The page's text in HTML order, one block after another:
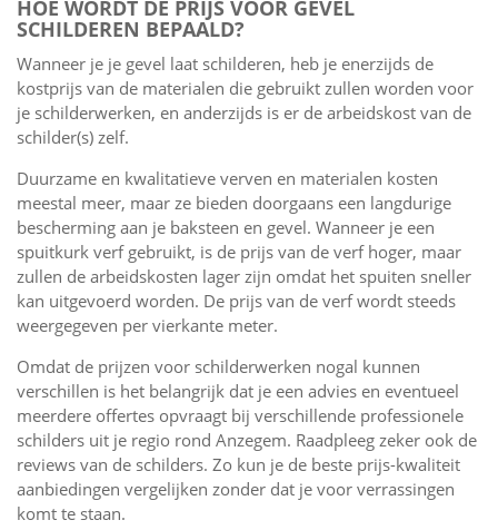
HOE WORDT DE PRIJS VOOR GEVEL
SCHILDEREN BEPAALD?
Wanneer je je gevel laat schilderen, heb je enerzijds de
kostprijs van de materialen die gebruikt zullen worden voor
je schilderwerken, en anderzijds is er de arbeidskost van de
schilder(s) zelf.
Duurzame en kwalitatieve verven en materialen kosten
meestal meer, maar ze bieden doorgaans een langdurige
bescherming aan je baksteen en gevel. Wanneer je een
spuitkurk verf gebruikt, is de prijs van de verf hoger, maar
zullen de arbeidskosten lager zijn omdat het spuiten sneller
kan uitgevoerd worden. De prijs van de verf wordt steeds
weergegeven per vierkante meter.
Omdat de prijzen voor schilderwerken nogal kunnen
verschillen is het belangrijk dat je een advies en eventueel
meerdere offertes opvraagt bij verschillende professionele
schilders uit je regio rond Anzegem. Raadpleeg zeker ook de
reviews van de schilders. Zo kun je de beste prijs-kwaliteit
aanbiedingen vergelijken zonder dat je voor verrassingen
komt te staan.